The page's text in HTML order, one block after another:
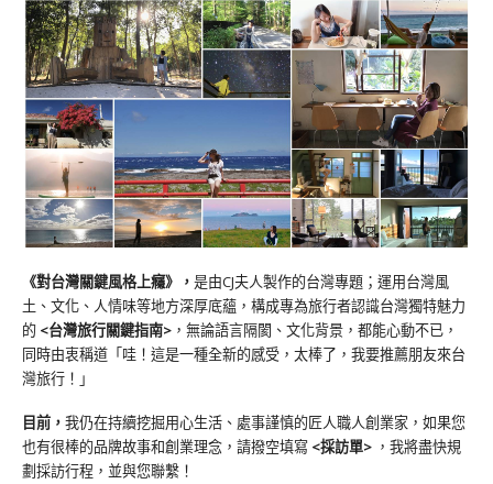
《對台灣關鍵風格上癮》 ， 是由CJ夫人製作的台灣專題；運用台灣風
土、文化、人情味等地方深厚底蘊，構成專為旅行者認識台灣獨特魅力
的 <台灣旅行關鍵指南> ，無論語言隔閡、文化背景，都能心動不已，
同時由衷稱道「哇！這是一種全新的感受，太棒了，我要推薦朋友來台
灣旅行！」
目前， 我仍在持續挖掘用心生活、處事謹慎的匠人職人創業家，如果您
也有很棒的品牌故事和創業理念，請撥空填寫 <採訪單> ，我將盡快規
劃採訪行程，並與您聯繫！